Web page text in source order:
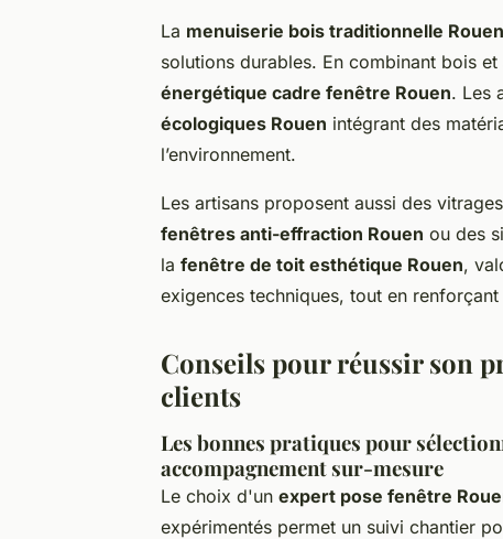
La menuiserie bois traditionnelle Rouen
solutions durables. En combinant bois
énergétique cadre fenêtre Rouen. Les
écologiques Rouen intégrant des
l’environnement.
Les artisans proposent aussi des
fenêtres anti-effraction Rouen ou des
la fenêtre de toit esthétique Rouen,
exigences techniques, tout en
Conseils pour réussir son
clients
Les bonnes pratiques pour
accompagnement sur-mesure
Le choix d'un expert pose fenêtre
expérimentés permet un suivi chantier